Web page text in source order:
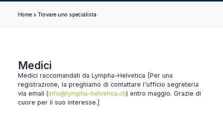
Home Trovare uno specialista
Medici
Medici raccomandati da Lympha-Helvetica [Per una
registrazione, la preghiamo di contattare l'ufficio segreteria
via email (info@lympha-helvetica.ch) entro maggio. Grazie di
cuore per il suo interesse.]